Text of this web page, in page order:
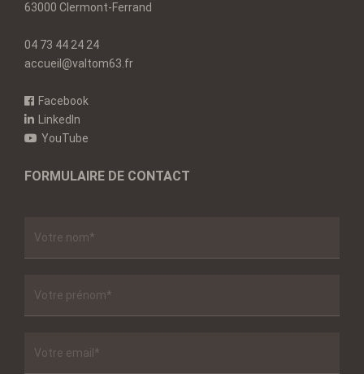
63000 Clermont-Ferrand
04 73 44 24 24
accueil@valtom63.fr
Facebook
LinkedIn
YouTube
FORMULAIRE DE CONTACT